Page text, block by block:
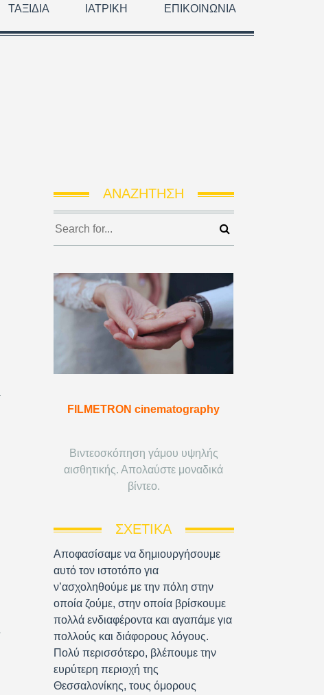
ΤΑΞΊΔΙΑ ΙΑΤΡΙΚΉ ΕΠΙΚΟΙΝΩΝΊΑ
ΑΝΑΖΉΤΗΣΗ
FILMETRON cinematography
Βιντεοσκόπηση γάμου υψηλής
αισθητικής. Απολαύστε μοναδικά
βίντεο.
ΣΧΕΤΙΚΆ
Αποφασίσαμε να δημιουργήσουμε
αυτό τον ιστοτόπο για
ν’ασχοληθούμε με την πόλη στην
οποία ζούμε, στην οποία βρίσκουμε
πολλά ενδιαφέροντα και αγαπάμε για
πολλούς και διάφορους λόγους.
Πολύ περισσότερο, βλέπουμε την
ευρύτερη περιοχή της
Θεσσαλονίκης, τους όμορους